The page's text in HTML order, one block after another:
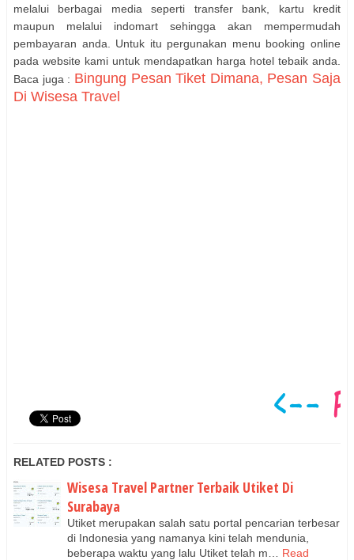
melalui berbagai media seperti transfer bank, kartu kredit
maupun melalui indomart sehingga akan mempermudah
pembayaran anda. Untuk itu pergunakan menu booking online
pada website kami untuk mendapatkan harga hotel tebaik anda.
Baca juga : Bingung Pesan Tiket Dimana, Pesan Saja
Di Wisesa Travel
RELATED POSTS :
Wisesa Travel Partner Terbaik Utiket Di
Surabaya
Utiket merupakan salah satu portal pencarian terbesar
di Indonesia yang namanya kini telah mendunia,
beberapa waktu yang lalu Utiket telah m…
Read